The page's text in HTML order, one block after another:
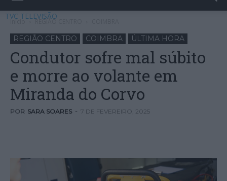
TVC TELEVISÃO
Início REGIÃO CENTRO
REGIÃO CENTRO COIMBRA ÚLTIMA HORA
Condutor sofre mal súbito
e morre ao volante em
Miranda do Corvo
POR SARA SOARES - 7 DE FEVEREIRO, 2025